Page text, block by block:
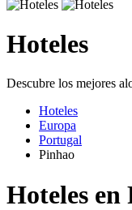
Hoteles
Descubre los mejores
Hoteles
Europa
Portugal
Pinhao
Hoteles